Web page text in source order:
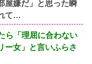
屋嫌だ」と思った瞬
て…
ら「理屈に合わない
ー女」と言いふらさ